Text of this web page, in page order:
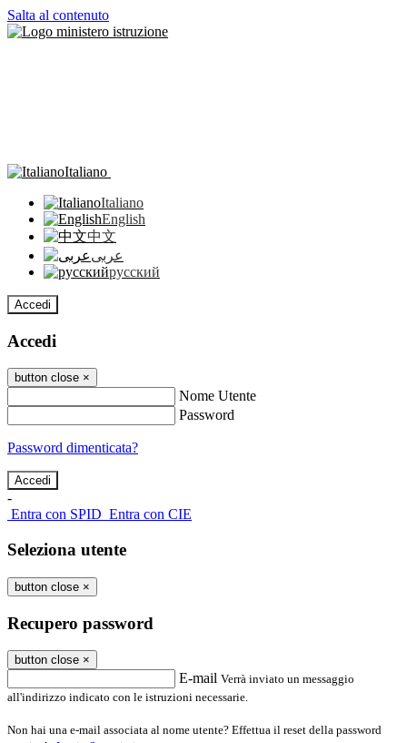
Salta al contenuto
Italiano
Italiano
English
中文
عربى
русский
Accedi
Accedi
button close ×
Nome Utente
Password
Password dimenticata?
-
Entra con SPID Entra con CIE
Seleziona utente
button close ×
Recupero password
button close ×
E-mail Verrà inviato un messaggio
all'indirizzo indicato con le istruzioni necessarie.
Non hai una e-mail associata al nome utente? Effettua il reset della password